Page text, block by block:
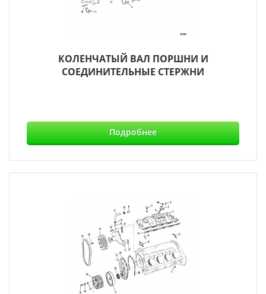
КОЛЕНЧАТЫЙ ВАЛ ПОРШНИ И
СОЕДИНИТЕЛЬНЫЕ СТЕРЖНИ
Подробнее